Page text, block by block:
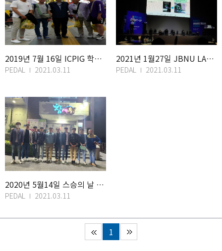
2019년 7월 16일 ICPIG 학회, 홋카이도 삿포로 (일본)
PEDAL 2021.03.11
2021년 1월27일 JBNU LAB Startup 발표
PEDAL 2021.03.11
2020년 5월14일 스승의 날 모임
PEDAL 2021.03.11
1